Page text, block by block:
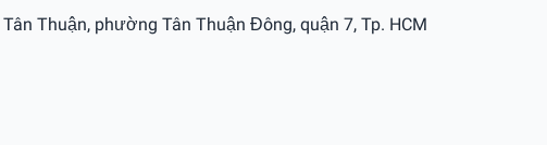
Thuận, phường Tân Thuận Đông, quận 7, Tp. HCM